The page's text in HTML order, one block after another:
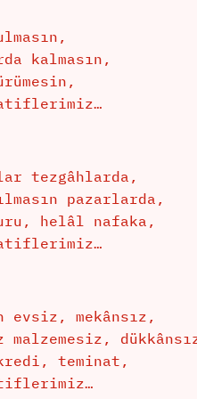
kalmasın,
tezgâhlarda,
pazarlarda,
helâl nafaka,
evsiz, mekânsız,
malzemesiz,
teminat,